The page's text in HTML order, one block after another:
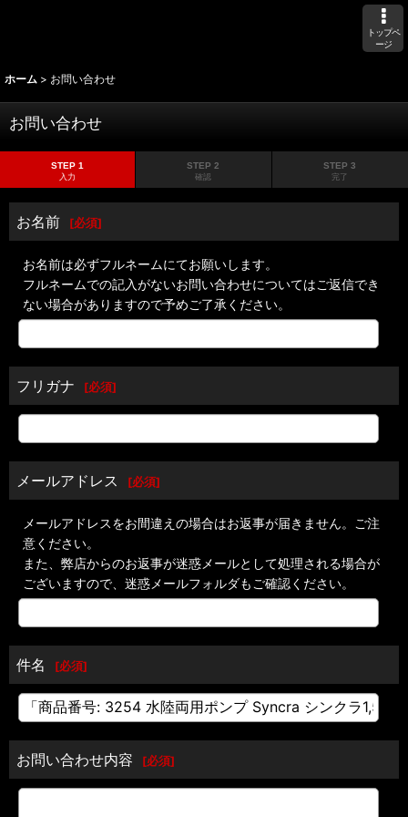
トップペ
ージ
ホーム > お問い合わせ
お問い合わせ
STEP 1
入力
STEP 2
確認
STEP 3
完了
お名前 [必須]
お名前は必ずフルネームにてお願いします。
フルネームでの記入がないお問い合わせについてはご返信でき
ない場合がありますので予めご了承ください。
フリガナ [必須]
メールアドレス [必須]
メールアドレスをお間違えの場合はお返事が届きません。ご注
意ください。
また、弊店からのお返事が迷惑メールとして処理される場合が
ございますので、迷惑メールフォルダもご確認ください。
件名 [必須]
お問い合わせ内容 [必須]